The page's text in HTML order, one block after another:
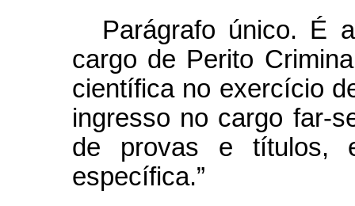
Parágrafo único. É
cargo de Perito
científica no exercício
ingresso no cargo far-
de provas e títulos,
específica.”